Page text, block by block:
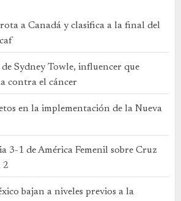
a Canadá y clasifica a la final del
Sydney Towle, influencer que
contra el cáncer
en la implementación de la Nueva
3-1 de América Femenil sobre Cruz
2
bajan a niveles previos a la